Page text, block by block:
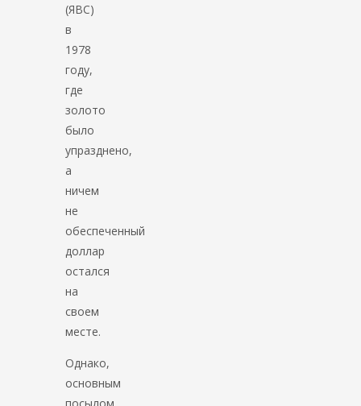
(ЯВС)
в
1978
году,
где
золото
было
упразднено,
а
ничем
не
обеспеченный
доллар
остался
на
своем
месте.
Однако,
основным